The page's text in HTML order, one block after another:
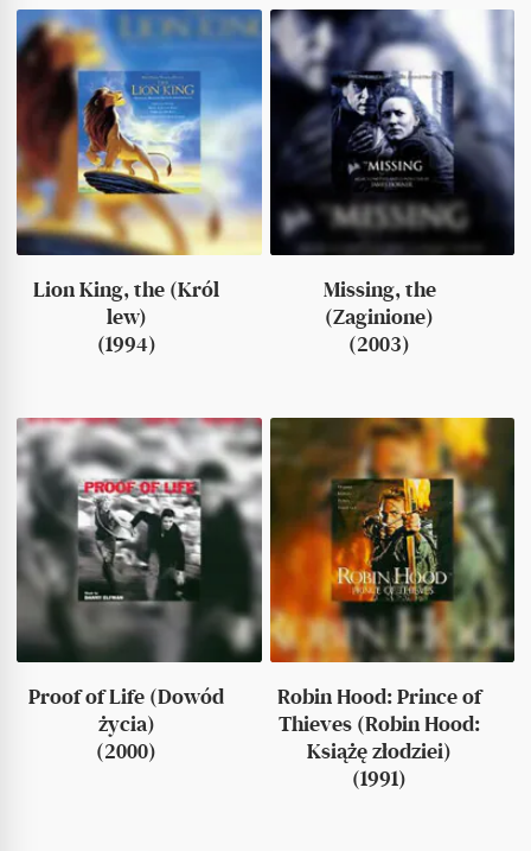
Lion King, the (Król
lew)
(1994)
Missing, the
(Zaginione)
(2003)
Proof of Life (Dowód
życia)
(2000)
Robin Hood: Prince of
Thieves (Robin Hood:
Książę złodziei)
(1991)